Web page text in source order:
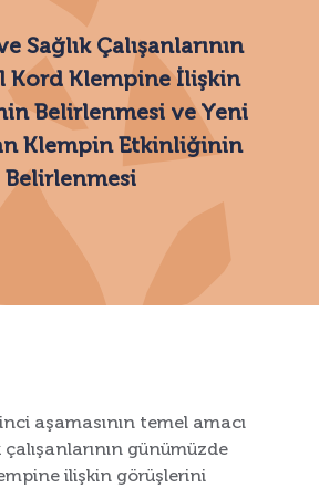
Sağlık Çalışanlarının
Kord Klempine İlişkin
Belirlenmesi ve Yeni
Klempin Etkinliğinin
Belirlenmesi
aşamasının temel amacı
günümüzde
ilişkin görüşlerini